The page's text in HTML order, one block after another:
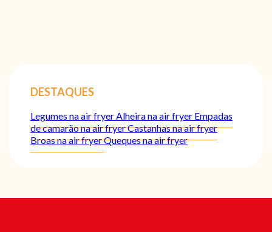
DESTAQUES
Legumes na air fryerAlheira na air fryer Empadas
de camarão na air fryerCastanhas na air fryer
Broas na air fryerQueques na air fryer